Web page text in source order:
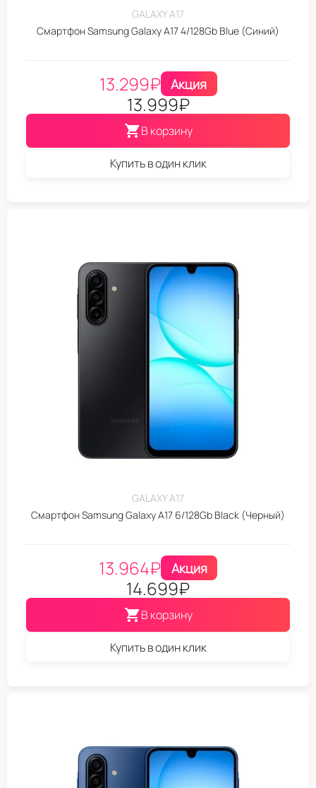
GALAXY A17
Смартфон Samsung Galaxy A17 4/128Gb Blue (Синий)
13.299₽ Акция
13.999₽
В корзину
Купить в один клик
GALAXY A17
Смартфон Samsung Galaxy A17 6/128Gb Black (Черный)
13.964₽ Акция
14.699₽
В корзину
Купить в один клик